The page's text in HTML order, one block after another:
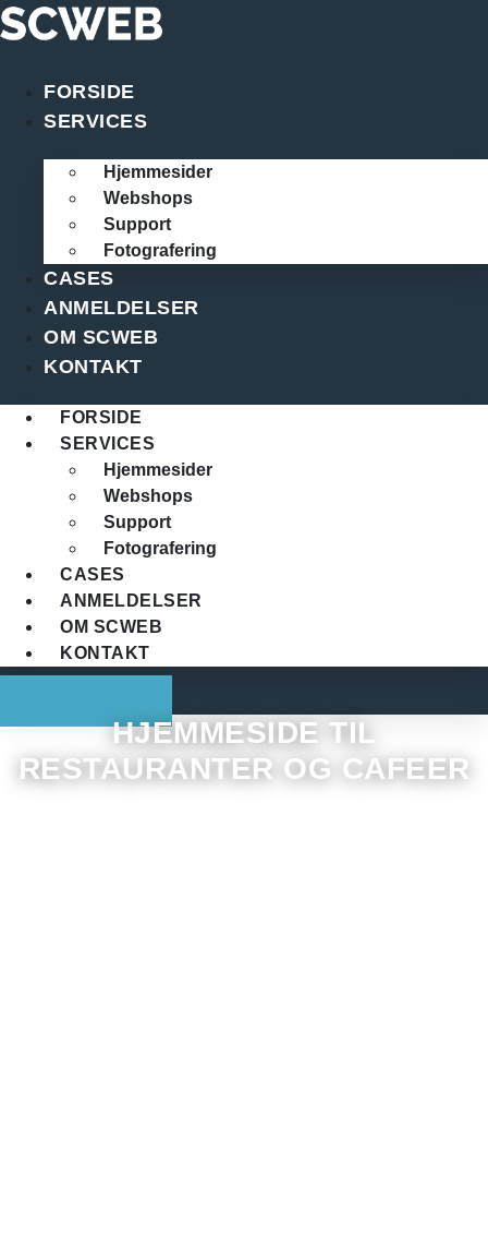
Videre
til
FORSIDE
SERVICES
Hjemmesider
Webshops
Support
Fotografering
CASES
ANMELDELSER
OM SCWEB
KONTAKT
FORSIDE
SERVICES
Hjemmesider
Webshops
Support
Fotografering
CASES
ANMELDELSER
OM SCWEB
KONTAKT
HJEMMESIDE TIL
RESTAURANTER OG CAFEER